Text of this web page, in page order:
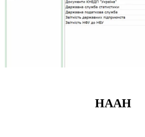
НААН